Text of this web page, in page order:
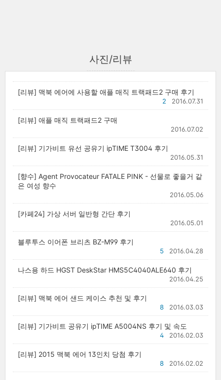
사진/리뷰
[리뷰] 맥북 에어에 사용할 애플 매직 트랙패드2 구매 후기
2016.07.31
2
[리뷰] 애플 매직 트랙패드2 구매
2016.07.02
[리뷰] 기가비트 유선 공유기 ipTIME T3004 후기
2016.05.31
[향수] Agent Provocateur FATALE PINK - 선물로 좋을거 같
은 여성 향수
2016.05.06
[카페24] 가상 서버 일반형 간단 후기
2016.05.01
블루투스 이어폰 브리츠 BZ-M99 후기
2016.04.28
5
나스용 하드 HGST DeskStar HMS5C4040ALE640 후기
2016.04.25
[리뷰] 맥북 에어 샌드 케이스 추천 및 후기
2016.03.03
8
[리뷰] 기가비트 공유기 ipTIME A5004NS 후기 및 속도
2016.02.03
4
[리뷰] 2015 맥북 에어 13인치 당첨 후기
2016.02.02
8